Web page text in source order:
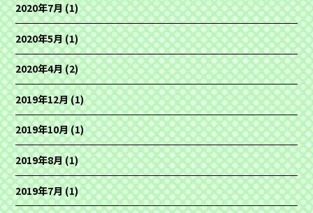
2020年7月(1)
2020年5月(1)
2020年4月(2)
2019年12月(1)
2019年10月(1)
2019年8月(1)
2019年7月(1)